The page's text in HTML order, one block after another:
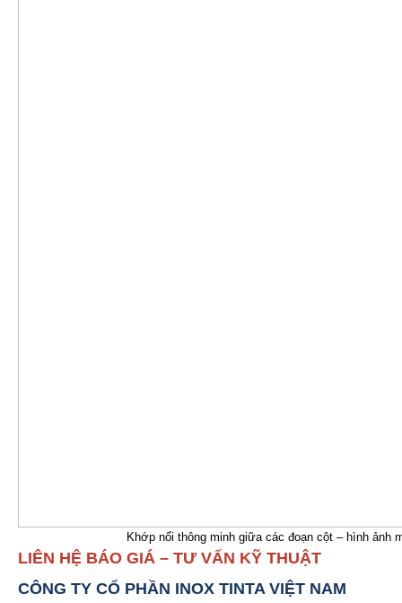
Khớp nối thông minh giữa các đoạn cột – hình ảnh
LIÊN HỆ BÁO GIÁ – TƯ VẤN KỸ THUẬT
CÔNG TY CỔ PHẦN INOX TINTA VIỆT NAM